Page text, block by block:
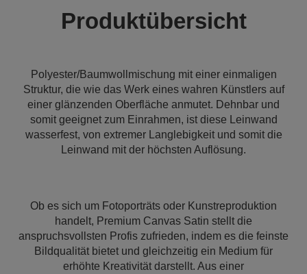
Produktübersicht
Polyester/Baumwollmischung mit einer einmaligen
Struktur, die wie das Werk eines wahren Künstlers auf
einer glänzenden Oberfläche anmutet. Dehnbar und
somit geeignet zum Einrahmen, ist diese Leinwand
wasserfest, von extremer Langlebigkeit und somit die
Leinwand mit der höchsten Auflösung.
Ob es sich um Fotoporträts oder Kunstreproduktion
handelt, Premium Canvas Satin stellt die
anspruchsvollsten Profis zufrieden, indem es die feinste
Bildqualität bietet und gleichzeitig ein Medium für
erhöhte Kreativität darstellt. Aus einer